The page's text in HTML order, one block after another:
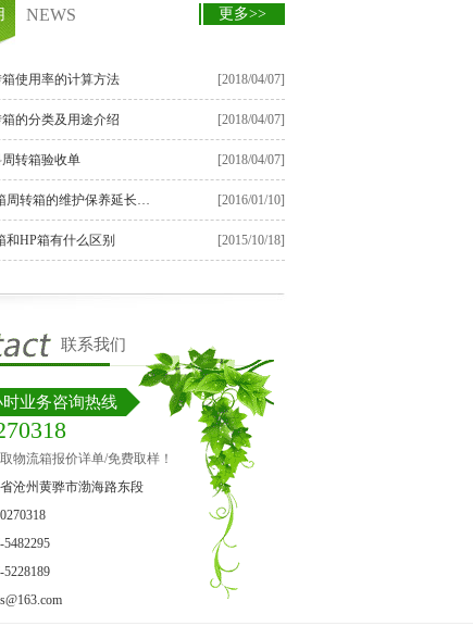
NEWS 更多>>
使用率的计算方法 [2018/04/07]
的分类及用途介绍 [2018/04/07]
转箱验收单 [2018/04/07]
江苏EU箱周转箱的维护保养延长使用寿命的方法 [2016/01/10]
和HP箱有什么区别 [2015/10/18]
周转箱存仓库 江苏1800吨EU周转箱注塑机
联系我们
时业务咨询热线
物流箱报价详单/免费取样！
沧州黄骅市渤海路东段